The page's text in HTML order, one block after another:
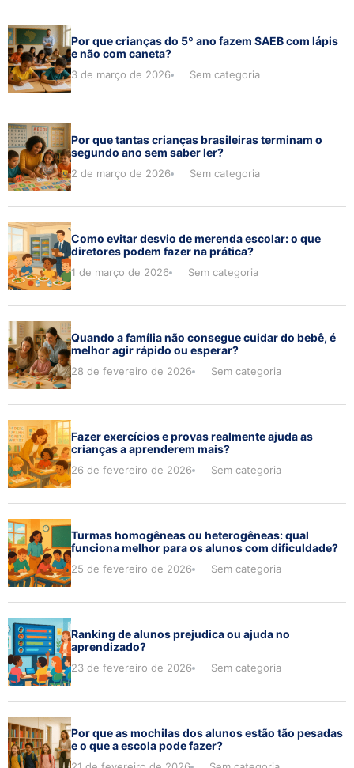
Por que crianças do 5º ano fazem SAEB com lápis
e não com caneta?
3 de março de 2026 Sem categoria
Por que tantas crianças brasileiras terminam o
segundo ano sem saber ler?
2 de março de 2026 Sem categoria
Como evitar desvio de merenda escolar: o que
diretores podem fazer na prática?
1 de março de 2026 Sem categoria
Quando a família não consegue cuidar do bebê, é
melhor agir rápido ou esperar?
28 de fevereiro de 2026 Sem categoria
Fazer exercícios e provas realmente ajuda as
crianças a aprenderem mais?
26 de fevereiro de 2026 Sem categoria
Turmas homogêneas ou heterogêneas: qual
funciona melhor para os alunos com dificuldade?
25 de fevereiro de 2026 Sem categoria
Ranking de alunos prejudica ou ajuda no
aprendizado?
23 de fevereiro de 2026 Sem categoria
Por que as mochilas dos alunos estão tão pesadas
e o que a escola pode fazer?